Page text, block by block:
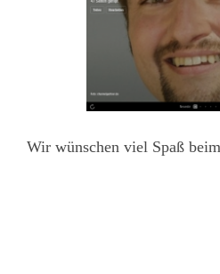
Wir wünschen viel Spaß